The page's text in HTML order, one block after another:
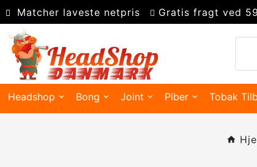
Matcher laveste netpris Gratis fragt ved
Headshop Bong Joint Piber Tobak